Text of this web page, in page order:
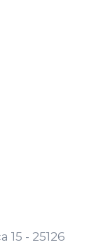
15 - 25126